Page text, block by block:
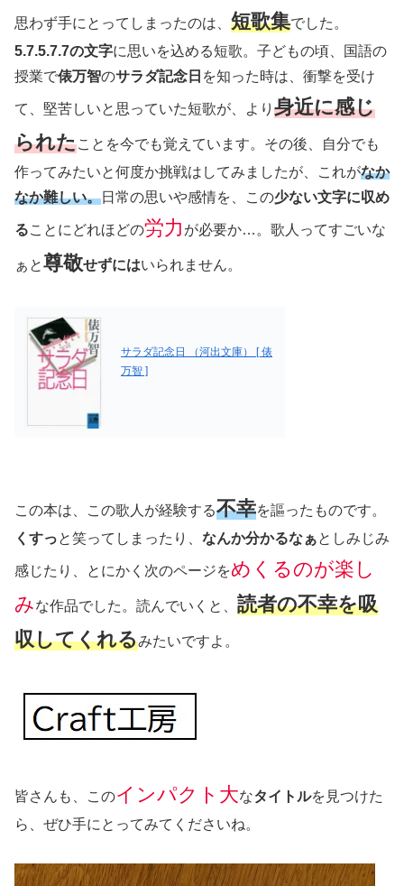
思わず手にとってしまったのは、 短歌集でした。
5.7.5.7.7の文字に思いを込める短歌。子どもの頃、国語の
授業で俵万智のサラダ記念日 を知った時は、衝撃を受け
て、堅苦しいと思っていた短歌が、より 身近に感じ
られたことを今でも覚えています。その後、自分でも
作ってみたいと何度か挑戦はしてみましたが、これがなか
なか難しい。日常の思いや感情を、この少ない文字に収め
ることにどれほどの労力 が必要か…。歌人ってすごいな
ぁと尊敬せずにはいられません。
サラダ記念日 （河出文庫） [ 俵
万智 ]
この本は、この歌人が経験する不幸を謳ったものです。
くすっと笑ってしまったり、 なんか分かるなぁとしみじみ
感じたり、とにかく次のページをめくるのが楽し
みな作品でした。読んでいくと、 読者の不幸を吸
収してくれるみたいですよ。
皆さんも、このインパクト大なタイトルを見つけた
ら、ぜひ手にとってみてくださいね。